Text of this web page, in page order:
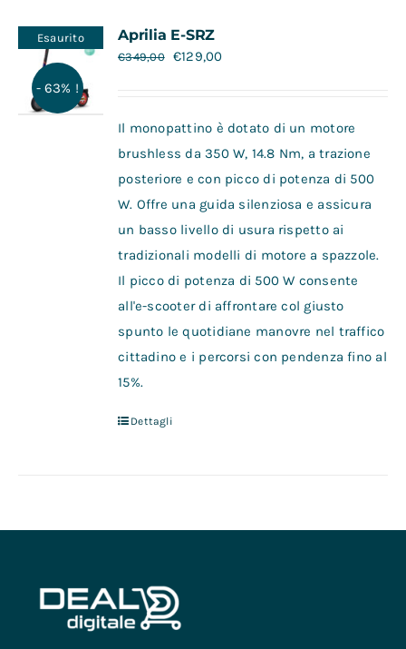
Contatti
Esaurito
- 63% !
Aprilia E-SRZ
€349,00 €129,00
Il monopattino è dotato di un motore
brushless da 350 W, 14.8 Nm, a trazione
posteriore e con picco di potenza di 500
W. Offre una guida silenziosa e assicura
un basso livello di usura rispetto ai
tradizionali modelli di motore a spazzole.
Il picco di potenza di 500 W consente
all'e-scooter di affrontare col giusto
spunto le quotidiane manovre nel traffico
cittadino e i percorsi con pendenza fino al
15%.
Dettagli